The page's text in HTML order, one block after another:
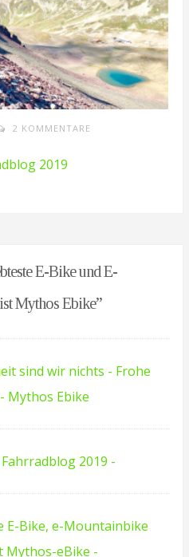
2 KOMMENTARE
2019
E-Bike und E-
Mythos Ebike”
sind wir nichts - Frohe
Mythos Ebike
2019 -
E-Bike, e-Mountainbike
Mythos-eBike -